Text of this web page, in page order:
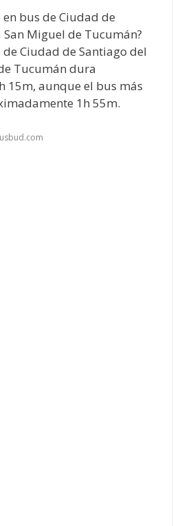
bus de Ciudad de
Miguel de Tucumán?
Ciudad de Santiago del
Tucumán dura
15m, aunque el bus más
1h 55m.